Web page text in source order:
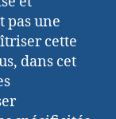
pas une
cette
dans cet